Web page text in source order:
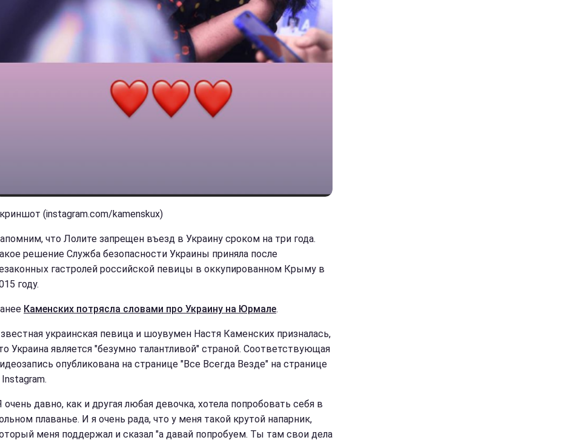
(instagram.com/kamenskux)
что Лолите запрещен въезд в Украину сроком на три года.
решение Служба безопасности Украины приняла после
гастролей российской певицы в оккупированном Крыму в
году.
Каменских потрясла словами про Украину на Юрмале.
украинская певица и шоувумен Настя Каменских призналась,
Украина является "безумно талантливой" страной. Соответствующая
опубликована на странице "Все Всегда Везде" на странице
очень давно, как и другая любая девочка, хотела попробовать себя в
плаванье. И я очень рада, что у меня такой крутой напарник,
меня поддержал и сказал "а давай попробуем. Ты там свои дела